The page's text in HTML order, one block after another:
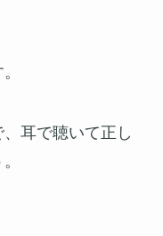
耳で聴いて正し